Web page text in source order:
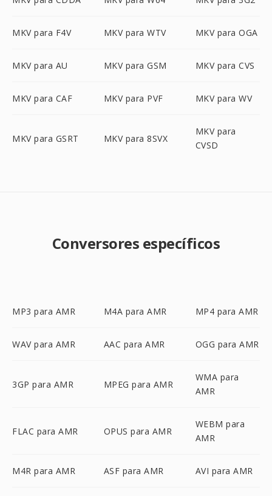
MKV para F4V MKV para WTV MKV para OGA
MKV para AU MKV para GSM MKV para CVS
MKV para CAF MKV para PVF MKV para WV
MKV para GSRT MKV para 8SVX
MKV para
CVSD
Conversores específicos
MP3 para AMR M4A para AMR MP4 para AMR
WAV para AMR AAC para AMR OGG para AMR
3GP para AMR MPEG para AMR
WMA para
AMR
FLAC para AMR OPUS para AMR
WEBM para
AMR
M4R para AMR ASF para AMR AVI para AMR